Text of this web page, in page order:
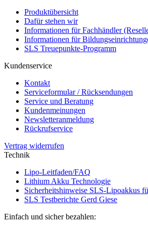
Produktübersicht
Dafür stehen wir
Informationen für Fachhändler
Informationen für
SLS Treuepunkte-Programm
Kundenservice
Kontakt
Serviceformular / Rücksendungen
Service und Beratung
Kundenmeinungen
Newsletteranmeldung
Rückrufservice
Vertrag widerrufen
Technik
Lipo-Leitfaden/FAQ
Lithium Akku Technologie
Sicherheitshinweise SLS-Lipoakkus
SLS Testberichte Gerd Giese
Einfach und sicher bezahlen: